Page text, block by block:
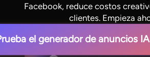
Facebook, reduce costos
clientes. Empieza
el generador de anuncios